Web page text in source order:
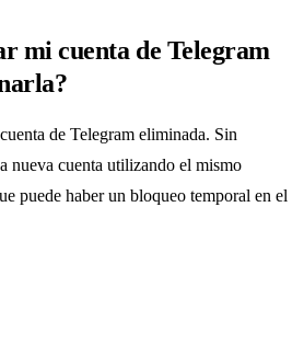
mi cuenta de Telegram
de Telegram eliminada. Sin
nueva cuenta utilizando el mismo
puede haber un bloqueo temporal en el